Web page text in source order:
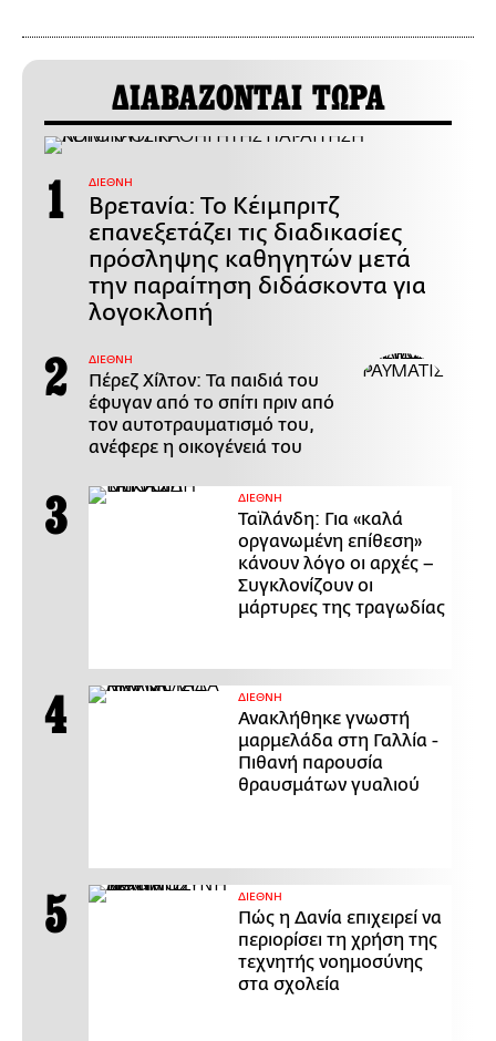
ΔΙΑΒΑΖΟΝΤΑΙ ΤΩΡΑ
ΔΙΕΘΝΗ
Βρετανία: Το Κέιμπριτζ
επανεξετάζει τις διαδικασίες
πρόσληψης καθηγητών μετά
την παραίτηση διδάσκοντα για
λογοκλοπή
ΔΙΕΘΝΗ
Πέρεζ Χίλτον: Τα παιδιά του
έφυγαν από το σπίτι πριν από
τον αυτοτραυματισμό του,
ανέφερε η οικογένειά του
ΔΙΕΘΝΗ
Ταϊλάνδη: Για «καλά
οργανωμένη επίθεση»
κάνουν λόγο οι αρχές –
Συγκλονίζουν οι
μάρτυρες της τραγωδίας
ΔΙΕΘΝΗ
Ανακλήθηκε γνωστή
μαρμελάδα στη Γαλλία -
Πιθανή παρουσία
θραυσμάτων γυαλιού
ΔΙΕΘΝΗ
Πώς η Δανία επιχειρεί να
περιορίσει τη χρήση της
τεχνητής νοημοσύνης
στα σχολεία